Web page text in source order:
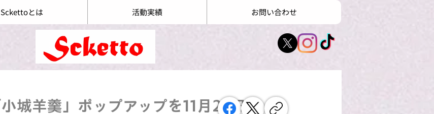
Sckettoとは 活動実績 お問い合わせ
城羊羹」ポップアップを11月29日・